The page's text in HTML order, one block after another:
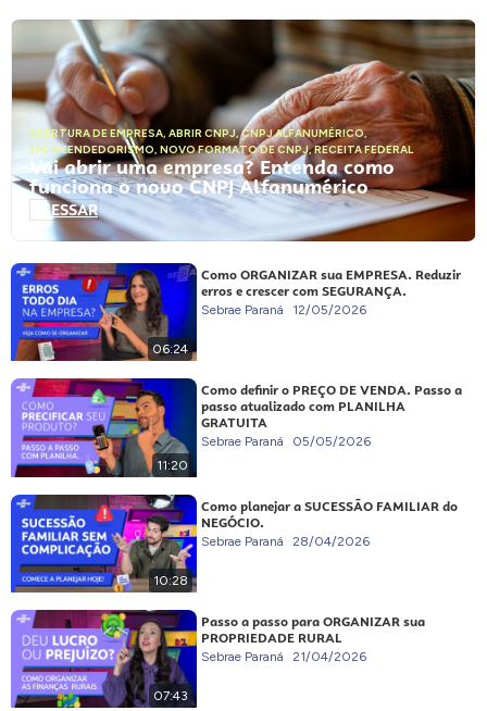
ABERTURA DE EMPRESA, ABRIR CNPJ,CNPJ ALFANUMÉRICO,
EMPREENDEDORISMO, NOVO FORMATO DE CNPJ,RECEITA FEDERAL
Vai abrir uma empresa? Entenda como
funciona o novo CNPJ Alfanumérico
ACESSAR
06:24
Como ORGANIZAR sua EMPRESA. Reduzir
erros e crescer com SEGURANÇA.
Sebrae Paraná 12/05/2026
11:20
Como definir o PREÇO DE VENDA. Passo a
passo atualizado com PLANILHA
GRATUITA
Sebrae Paraná 05/05/2026
10:28
Como planejar a SUCESSÃO FAMILIAR do
NEGÓCIO.
Sebrae Paraná 28/04/2026
07:43
Passo a passo para ORGANIZAR sua
PROPRIEDADE RURAL
Sebrae Paraná 21/04/2026